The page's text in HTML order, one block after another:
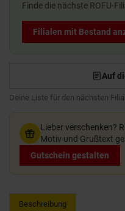
Finde die nächste ROFU-
Filialen mit Bestand
Auf
Deine Liste für den nächsten
Lieber verschenken?
Motiv und Grußtext
Gutschein gestalten
Beschreibung